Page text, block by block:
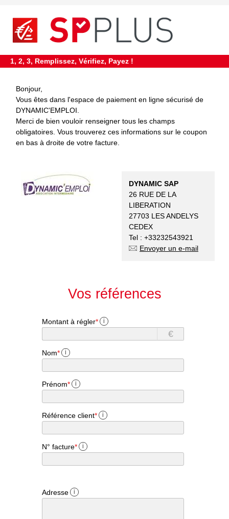
1, 2, 3, Remplissez, Vérifiez, Payez !
Bonjour,
Vous êtes dans l'espace de paiement en ligne sécurisé de
DYNAMIC'EMPLOI.
Merci de bien vouloir renseigner tous les champs
obligatoires. Vous trouverez ces informations sur le coupon
en bas à droite de votre facture.
DYNAMIC SAP
26 RUE DE LA
LIBERATION
27703 LES ANDELYS
CEDEX
Tel : +33232543921
Envoyer un e-mail
Vos références
Montant à régler* i
€
Nom* i
Prénom* i
Référence client* i
N° facture* i
Adresse i